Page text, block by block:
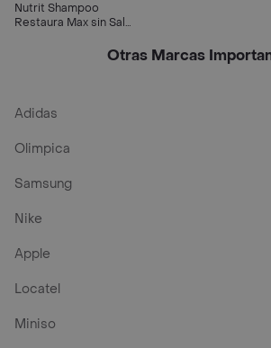
Nutrit Shampoo
Restaura Max sin Sal
Otras Marcas
Adidas
Olimpica
Samsung
Nike
Apple
Locatel
Miniso